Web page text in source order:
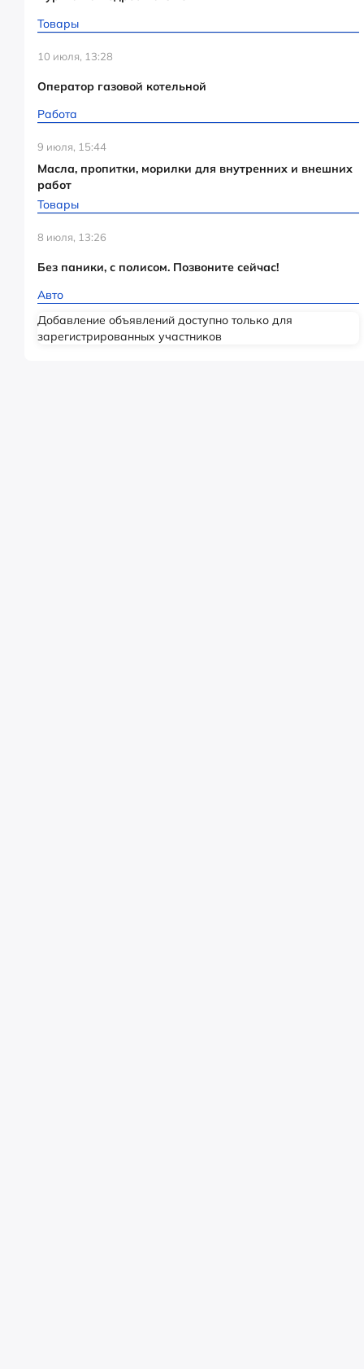
Товары
10 июля, 13:28
Оператор газовой котельной
Работа
9 июля, 15:44
Масла, пропитки, морилки для внутренних и внешних
работ
Товары
8 июля, 13:26
Без паники, с полисом. Позвоните сейчас!
Авто
Добавление объявлений доступно только для
зарегистрированных участников